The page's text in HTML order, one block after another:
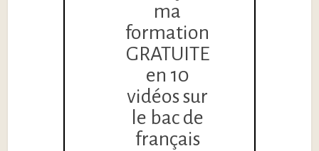
ma
formation
GRATUITE
en 10
vidéos sur
le bac de
français